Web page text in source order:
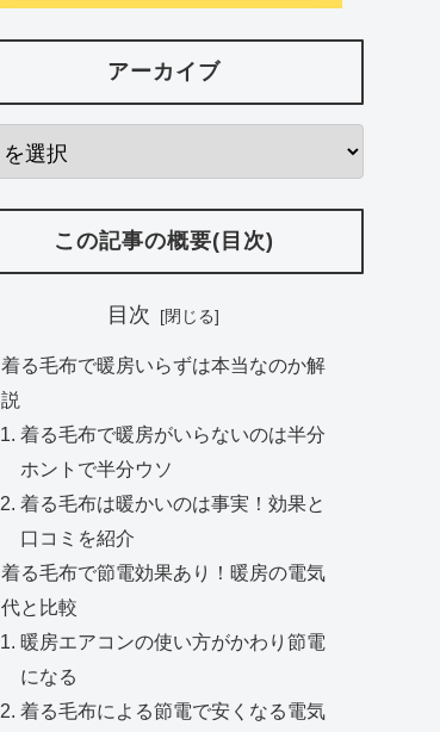
アーカイブ
この記事の概要(目次)
目次
着る毛布で暖房いらずは本当なのか解
説
着る毛布で暖房がいらないのは半分
ホントで半分ウソ
着る毛布は暖かいのは事実！効果と
口コミを紹介
着る毛布で節電効果あり！暖房の電気
代と比較
暖房エアコンの使い方がかわり節電
になる
着る毛布による節電で安くなる電気